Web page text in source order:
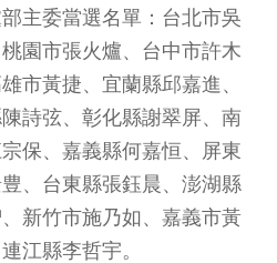
主委當選名單：台北市吳
園市張火爐、台中市許木
市黃捷、宜蘭縣邱嘉進、
詩弦、彰化縣謝翠屏、南
保、嘉義縣何嘉恒、屏東
、台東縣張鈺晨、澎湖縣
新竹市施乃如、嘉義市黃
江縣李哲宇。